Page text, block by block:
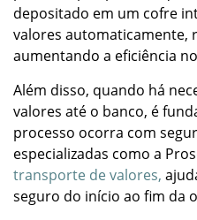
depositado em um cofre
valores automaticamente,
aumentando a eficiência
Além disso, quando há
valores até o banco, é
processo ocorra com
especializadas como a
transporte de valores,
seguro do início ao fim da